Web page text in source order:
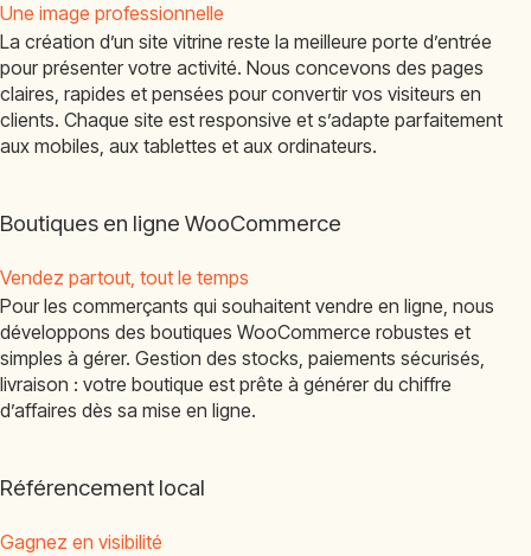
Une image professionnelle
La création d’un site vitrine reste la meilleure porte d’entrée
pour présenter votre activité. Nous concevons des pages
claires, rapides et pensées pour convertir vos visiteurs en
clients. Chaque site est responsive et s’adapte parfaitement
aux mobiles, aux tablettes et aux ordinateurs.
Boutiques en ligne WooCommerce
Vendez partout, tout le temps
Pour les commerçants qui souhaitent vendre en ligne, nous
développons des boutiques WooCommerce robustes et
simples à gérer. Gestion des stocks, paiements sécurisés,
livraison : votre boutique est prête à générer du chiffre
d’affaires dès sa mise en ligne.
Référencement local
Gagnez en visibilité